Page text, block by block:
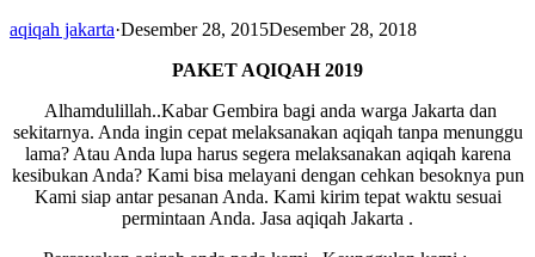
0823
1246
6713
aqiqah jakarta·Desember 28, 2015Desember 28, 2018
PAKET AQIQAH 2019
Alhamdulillah..Kabar Gembira bagi anda warga Jakarta dan
sekitarnya. Anda ingin cepat melaksanakan aqiqah tanpa menunggu
lama? Atau Anda lupa harus segera melaksanakan aqiqah karena
kesibukan Anda? Kami bisa melayani dengan cehkan besoknya pun
Kami siap antar pesanan Anda. Kami kirim tepat waktu sesuai
permintaan Anda. Jasa aqiqah Jakarta .